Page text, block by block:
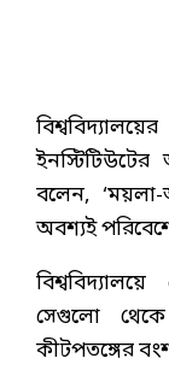
বলেন,
অবশ্যই
সেগুলো থেকে
কীটপতঙ্গের